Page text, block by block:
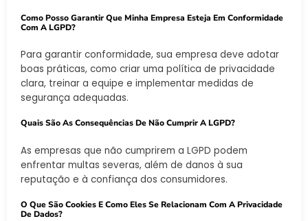
Como Posso Garantir Que Minha Empresa Esteja Em Conformidade
Com A LGPD?
Para garantir conformidade, sua empresa deve adotar
boas práticas, como criar uma política de privacidade
clara, treinar a equipe e implementar medidas de
segurança adequadas.
Quais São As Consequências De Não Cumprir A LGPD?
As empresas que não cumprirem a LGPD podem
enfrentar multas severas, além de danos à sua
reputação e à confiança dos consumidores.
O Que São Cookies E Como Eles Se Relacionam Com A Privacidade
De Dados?